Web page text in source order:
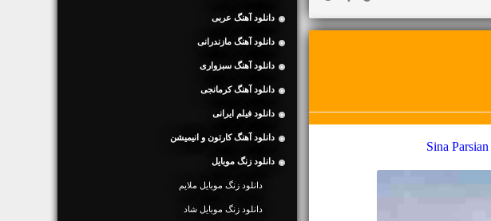
Sina Parsian
دانلود آهنگ عربی
دانلود آهنگ مازندرانی
دانلود آهنگ سبزواری
دانلود آهنگ کرمانجی
دانلود فیلم ایرانی
دانلود آهنگ کارتون و انیمیشن
دانلود زنگ موبایل
دانلود زنگ موبایل ملایم
دانلود زنگ موبایل شاد